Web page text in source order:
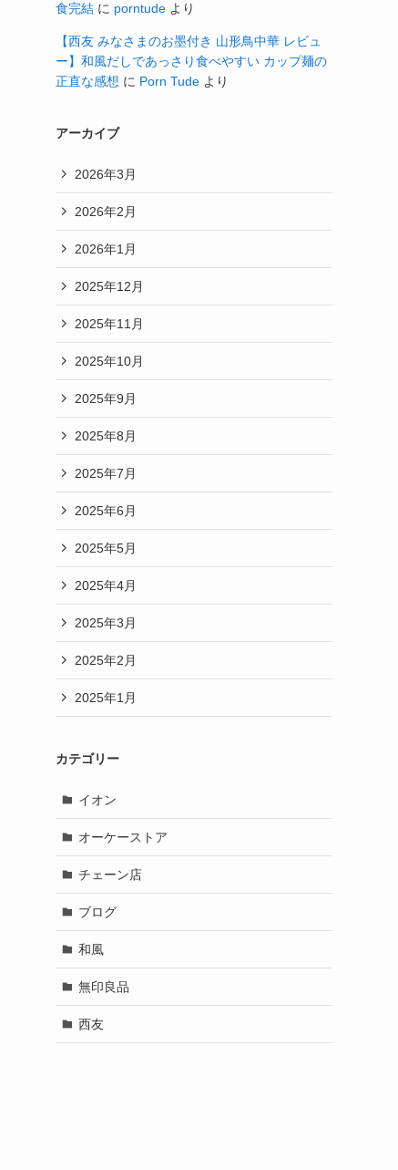
食完結 に porntude より
【西友 みなさまのお墨付き 山形鳥中華 レビュ
ー】和風だしであっさり食べやすい カップ麺の
正直な感想 に Porn Tude より
アーカイブ
2026年3月
2026年2月
2026年1月
2025年12月
2025年11月
2025年10月
2025年9月
2025年8月
2025年7月
2025年6月
2025年5月
2025年4月
2025年3月
2025年2月
2025年1月
カテゴリー
イオン
オーケーストア
チェーン店
ブログ
和風
無印良品
西友